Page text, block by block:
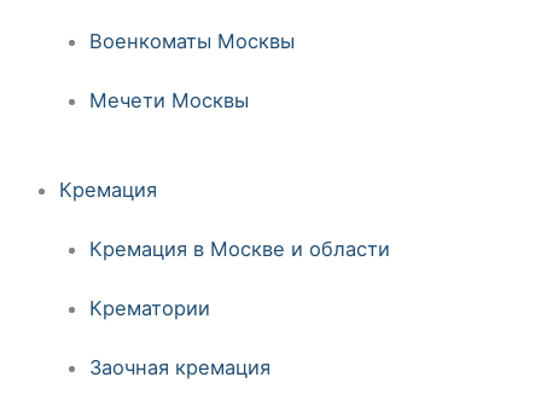
Военкоматы Москвы
Мечети Москвы
Кремация
Кремация в Москве и области
Крематории
Заочная кремация